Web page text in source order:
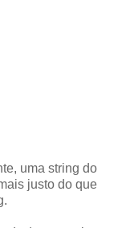
uma string do
justo do que